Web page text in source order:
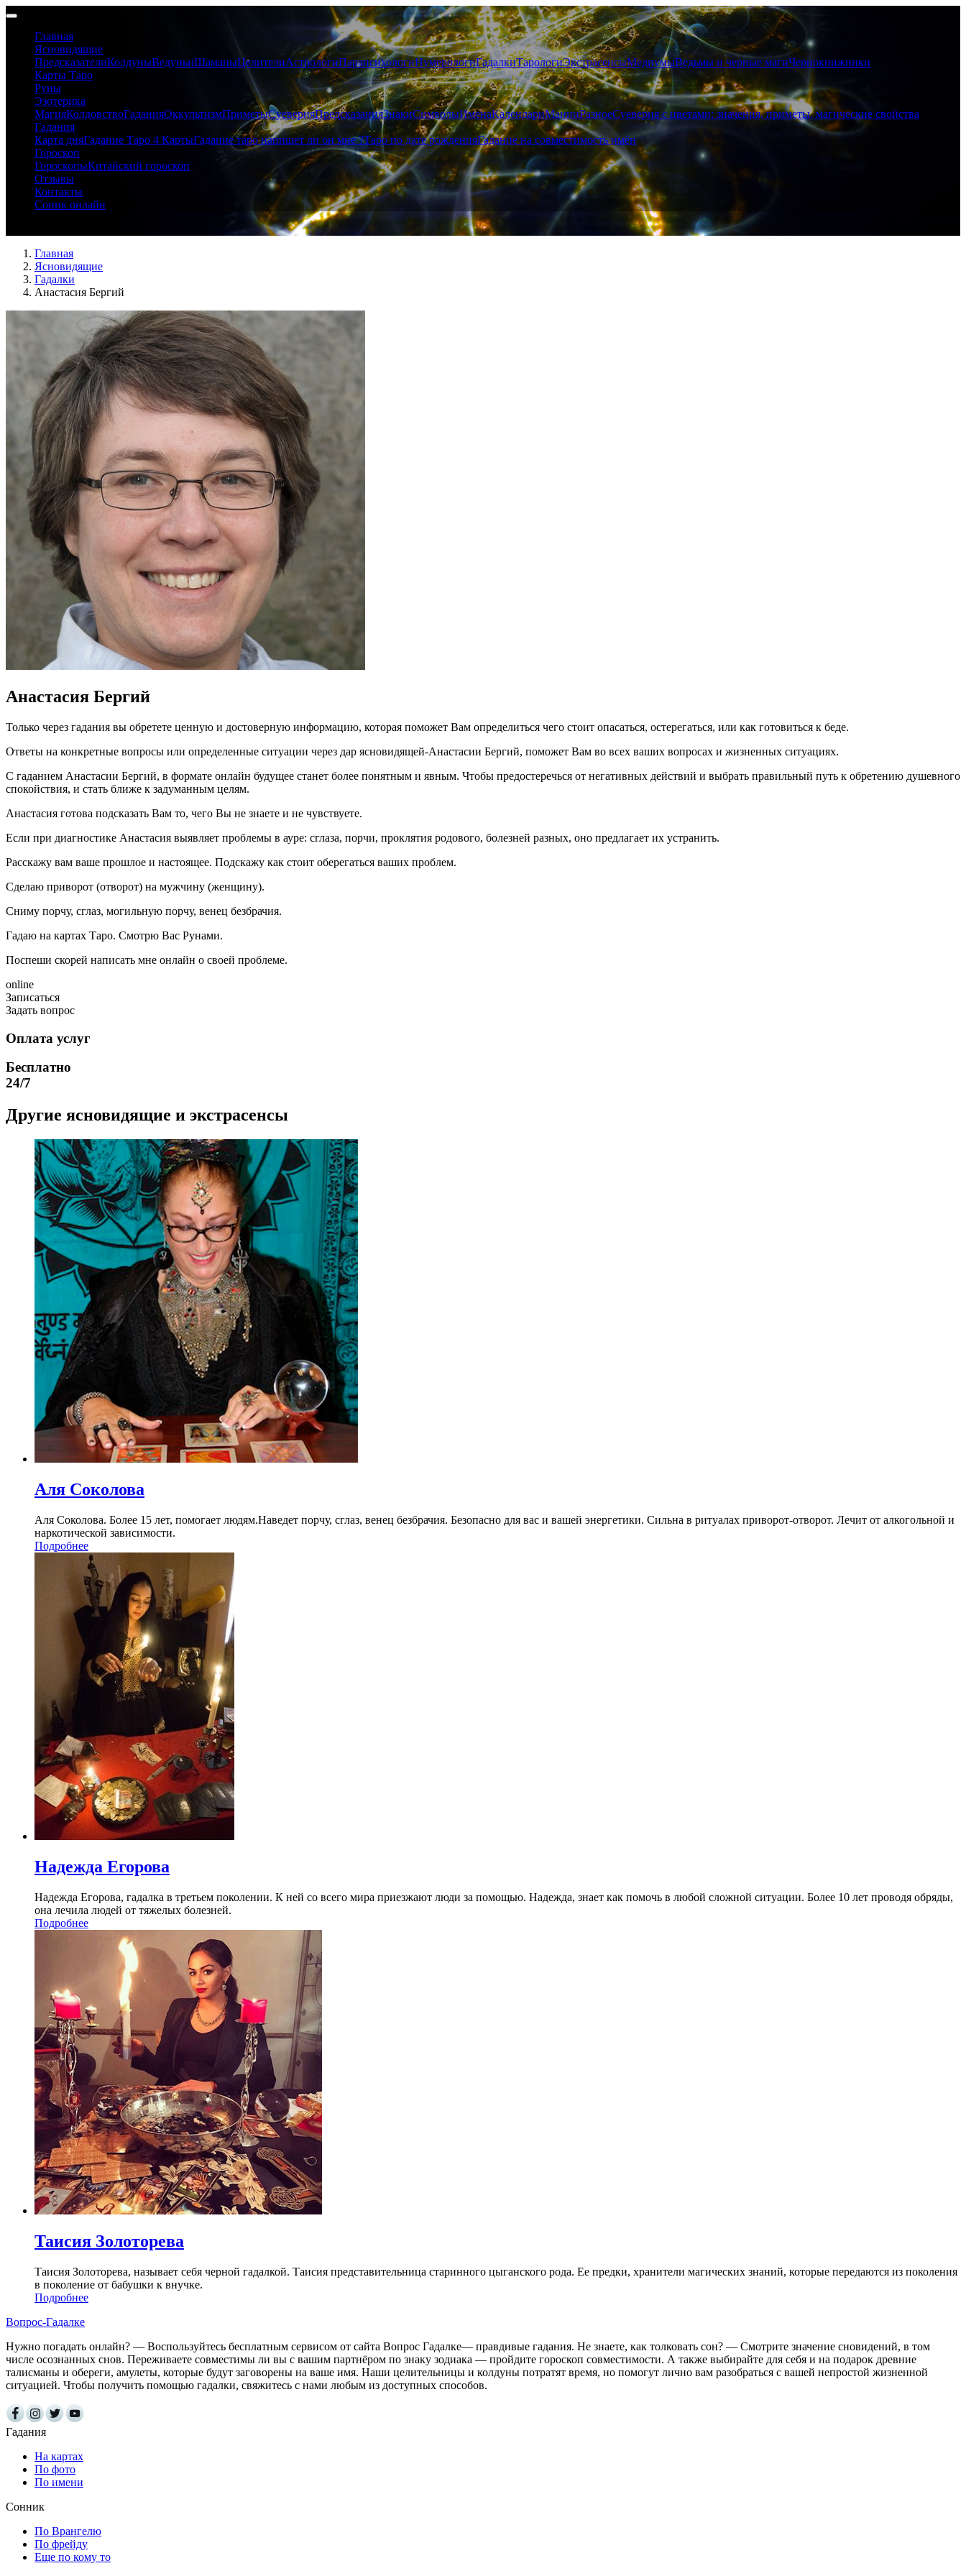
Главная
Ясновидящие
ПредсказателиКолдуныВедуньиШаманыЦелителиАстрологиПарапсихологиНумерологиГадалкиТарологиЭкстрасенсыМедиумыВедьмы и черные магиЧернокнижники
Карты Таро
Руны
Эзотерика
МагияКолдовствоГаданияОккультизмПриметыСуеверияПредсказанияЗнакиСимволыИменаКалендариМанииРазноеСуеверия с цветами: значения, приметы, магические свойства
Гадания
Карта дняГадание Таро 4 КартыГадание таро напишет ли он мне ?Таро по дате рожденияГадание на совместимость имён
Гороскоп
ГороскопыКитайский гороскоп
Отзывы
Контакты
Соник онлайн
Главная
Ясновидящие
Гадалки
Анастасия Бергий
Анастасия Бергий
Только через гадания вы обретете ценную и достоверную информацию, которая поможет Вам определиться чего стоит опасаться, остерегаться, или как готовиться к беде.
Ответы на конкретные вопросы или определенные ситуации через дар ясновидящей-Анастасии Бергий, поможет Вам во всех ваших вопросах и жизненных ситуациях.
С гаданием Анастасии Бергий, в формате онлайн будущее станет более понятным и явным. Чтобы предостеречься от негативных действий и выбрать правильный путь к обретению душевного
спокойствия, и стать ближе к задуманным целям.
Анастасия готова подсказать Вам то, чего Вы не знаете и не чувствуете.
Если при диагностике Анастасия выявляет проблемы в ауре: сглаза, порчи, проклятия родового, болезней разных, оно предлагает их устранить.
Расскажу вам ваше прошлое и настоящее. Подскажу как стоит оберегаться ваших проблем.
Сделаю приворот (отворот) на мужчину (женщину).
Сниму порчу, сглаз, могильную порчу, венец безбрачия.
Гадаю на картах Таро. Смотрю Вас Рунами.
Поспеши скорей написать мне онлайн о своей проблеме.
online
Записаться
Задать вопрос
Оплата услуг
Бесплатно
24/7
Другие ясновидящие и экстрасенсы
Аля Соколова
Аля Соколова. Более 15 лет, помогает людям.Наведет порчу, сглаз, венец безбрачия. Безопасно для вас и вашей энергетики. Сильна в ритуалах приворот-отворот. Лечит от алкогольной и
наркотической зависимости.
Подробнее
Надежда Егорова
Надежда Егорова, гадалка в третьем поколении. К ней со всего мира приезжают люди за помощью. Надежда, знает как помочь в любой сложной ситуации. Более 10 лет проводя обряды,
она лечила людей от тяжелых болезней.
Подробнее
Таисия Золоторева
Таисия Золоторева, называет себя черной гадалкой. Таисия представительница старинного цыганского рода. Ее предки, хранители магических знаний, которые передаются из поколения
в поколение от бабушки к внучке.
Подробнее
Вопрос-Гадалке
Нужно погадать онлайн? — Воспользуйтесь бесплатным сервисом от сайта Вопрос Гадалке— правдивые гадания. Не знаете, как толковать сон? — Смотрите значение сновидений, в том
числе осознанных снов. Переживаете совместимы ли вы с вашим партнёром по знаку зодиака — пройдите гороскоп совместимости. А также выбирайте для себя и на подарок древние
талисманы и обереги, амулеты, которые будут заговорены на ваше имя. Наши целительницы и колдуны потратят время, но помогут лично вам разобраться с вашей непростой жизненной
ситуацией. Чтобы получить помощью гадалки, свяжитесь с нами любым из доступных способов.
Гадания
На картах
По фото
По имени
Сонник
По Врангелю
По фрейду
Еще по кому то